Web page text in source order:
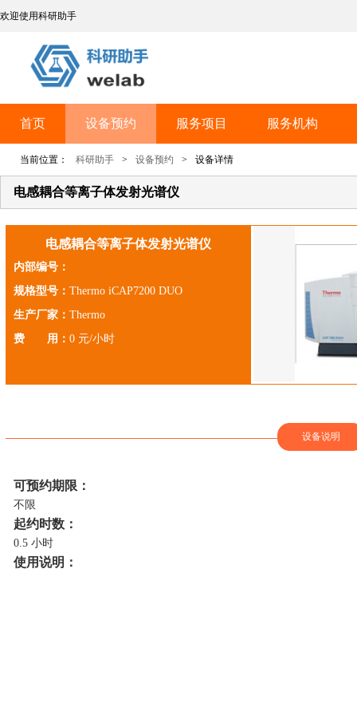
欢迎使用科研助手
首页 设备预约 服务项目 服务机构
当前位置： 科研助手 > 设备预约 > 设备详情
电感耦合等离子体发射光谱仪
电感耦合等离子体发射光谱仪
内部编号：
规格型号： Thermo iCAP7200 DUO
生产厂家： Thermo
费 用： 0 元/小时
设备说明
可预约期限：
不限
起约时数：
0.5 小时
使用说明：